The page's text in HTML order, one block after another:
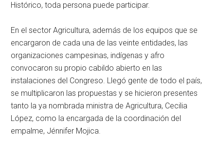
Histórico, toda persona puede participar.
En el sector Agricultura, además de los equipos que se
encargaron de cada una de las veinte entidades, las
organizaciones campesinas, indígenas y afro
convocaron su propio cabildo abierto en las
instalaciones del Congreso. Llegó gente de todo el país,
se multiplicaron las propuestas y se hicieron presentes
tanto la ya nombrada ministra de Agricultura, Cecilia
López, como la encargada de la coordinación del
empalme, Jénnifer Mojica.